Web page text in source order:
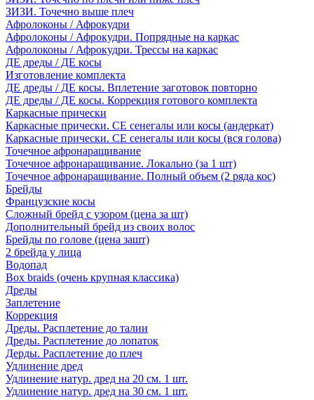
ЗИЗИ. Точечно выше плеч
Афролоконы / Афрокудри
Афролоконы / Афрокудри. Попрядные на каркас
Афролоконы / Афрокудри. Трессы на каркас
ДЕ дреды / ДЕ косы
Изготовление комплекта
ДЕ дреды / ДЕ косы. Вплетение заготовок повторно
ДЕ дреды / ДЕ косы. Коррекция готового комплекта
Каркасные прически
Каркасные прически. СЕ сенегалы или косы (андеркат)
Каркасные прически. СЕ сенегалы или косы (вся голова)
Точечное афронаращивание
Точечное афронаращивание. Локально (за 1 шт)
Точечное афронаращивание. Полный объем (2 ряда кос)
Брейды
Французские косы
Сложный брейд с узором (цена за шт)
Дополнительный брейд из своих волос
Брейды по голове (цена зашт)
2 брейда у лица
Водопад
Box braids (очень крупная классика)
Дреды
Заплетение
Коррекция
Дреды. Расплетение до талии
Дреды. Расплетение до лопаток
Дерды. Расплетение до плеч
Удлинение дред
Удлинение натур. дред на 20 см. 1 шт.
Удлинение натур. дред на 30 см. 1 шт.